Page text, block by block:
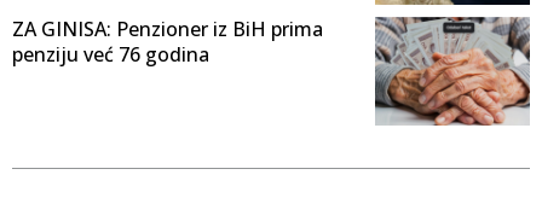
ZA GINISA: Penzioner iz BiH prima
penziju već 76 godina